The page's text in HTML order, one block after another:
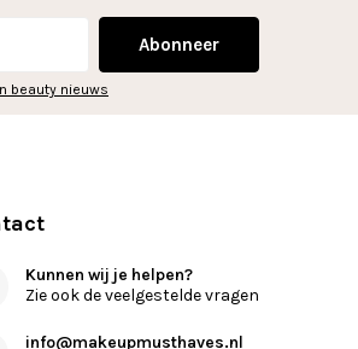
Abonneer
beauty nieuws
Kunnen wij je helpen?
Zie ook de veelgestelde vragen
info@makeupmusthaves.nl